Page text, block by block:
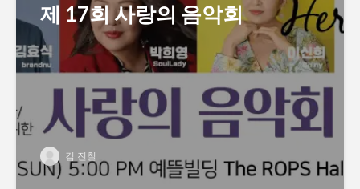
제 17회 사랑의 음악회
김 진철